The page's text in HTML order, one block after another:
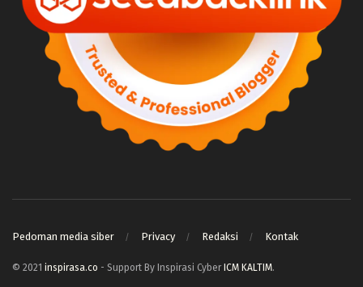
Pedoman media siber Privacy Redaksi Kontak
© 2021 inspirasa.co - Support By Inspirasi Cyber ICM KALTIM.